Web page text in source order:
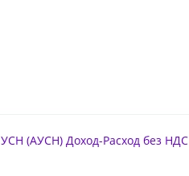
УСН (АУСН) Доход-Расход без НДС